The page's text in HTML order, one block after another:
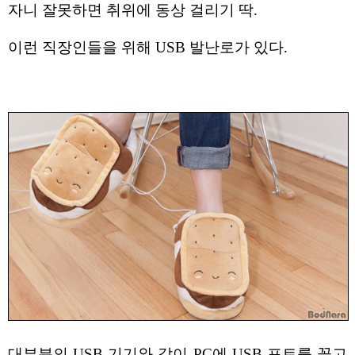
자니 잘못하면 취위에 동상 걸리기 딱.
이런 직장인들을 위해 USB 발난로가 있다.